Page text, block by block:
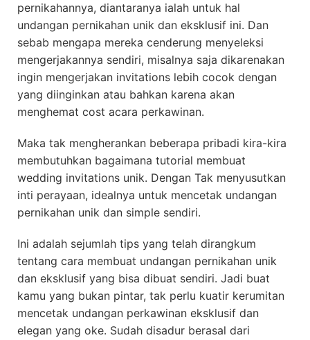
pernikahannya, diantaranya ialah untuk hal
undangan pernikahan unik dan eksklusif ini. Dan
sebab mengapa mereka cenderung menyeleksi
mengerjakannya sendiri, misalnya saja dikarenakan
ingin mengerjakan invitations lebih cocok dengan
yang diinginkan atau bahkan karena akan
menghemat cost acara perkawinan.
Maka tak mengherankan beberapa pribadi kira-kira
membutuhkan bagaimana tutorial membuat
wedding invitations unik. Dengan Tak menyusutkan
inti perayaan, idealnya untuk mencetak undangan
pernikahan unik dan simple sendiri.
Ini adalah sejumlah tips yang telah dirangkum
tentang cara membuat undangan pernikahan unik
dan eksklusif yang bisa dibuat sendiri. Jadi buat
kamu yang bukan pintar, tak perlu kuatir kerumitan
mencetak undangan perkawinan eksklusif dan
elegan yang oke. Sudah disadur berasal dari